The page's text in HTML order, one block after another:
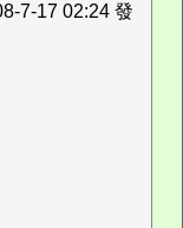
7-17 02:24 發